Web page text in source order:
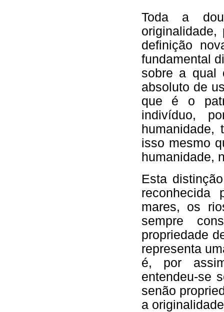
Toda a
definição
fundamental
sobre a qual
absoluto de
que é o
indivíduo,
isso mesmo
humanidade,
Esta
mares, os
sempre
propriedade
representa
é, por
entendeu-se
senão
a